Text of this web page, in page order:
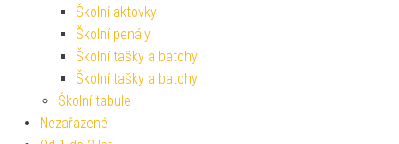
Školní aktovky
Školní penály
Školní tašky a batohy
Školní tašky a batohy
Školní tabule
Nezařazené